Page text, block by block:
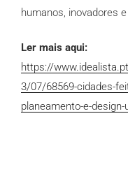
humanos, inovadores
Ler mais aqui:
https://
3/07/68569-cidades-
planeamento-e-design-